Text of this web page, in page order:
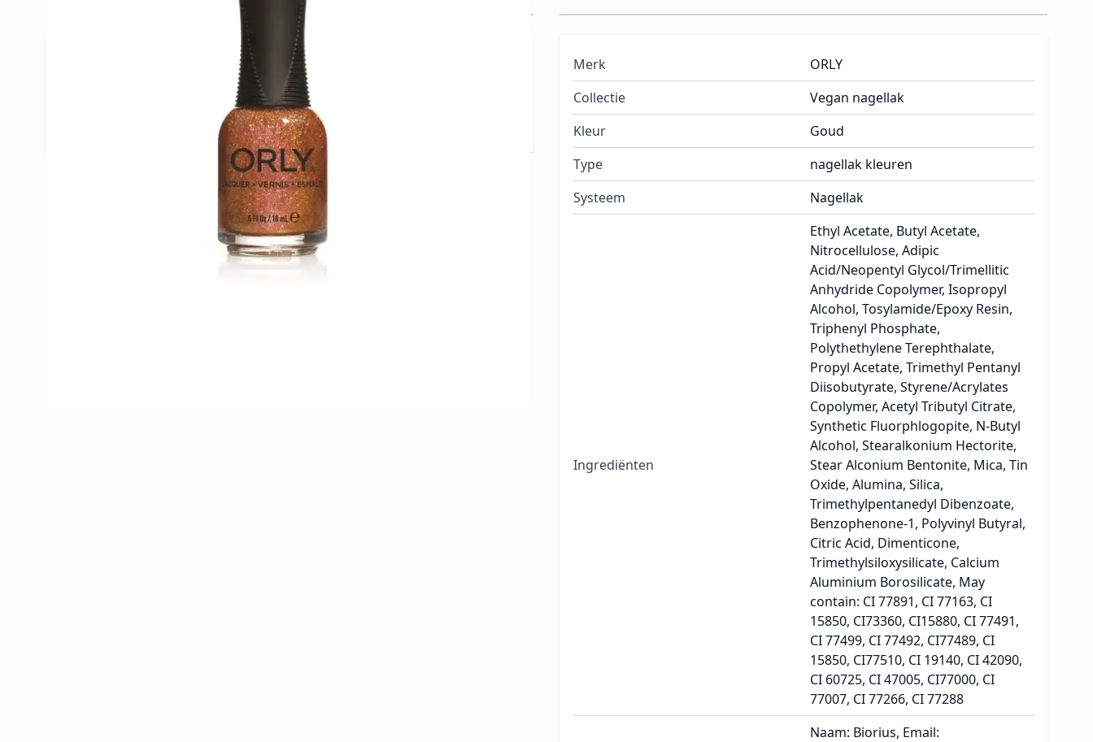
Dit zeer uitgebreide gamma biedt ieder wat wils. Na 30 jaar is Orly één van
de marktleiders op gebied van nagellak. Daar blijven ze jaar na jaar een
competitieve plaats behouden dankzij hun vernieuwende en modieuze
collecties die zij steeds uitbrengen.
Merk
ORLY
Collectie
Vegan nagellak
Kleur
Goud
Type
nagellak kleuren
Systeem
Nagellak
Ingrediënten
Ethyl Acetate, Butyl Acetate,
Nitrocellulose, Adipic
Acid/Neopentyl Glycol/Trimellitic
Anhydride Copolymer, Isopropyl
Alcohol, Tosylamide/Epoxy Resin,
Triphenyl Phosphate,
Polythethylene Terephthalate,
Propyl Acetate, Trimethyl Pentanyl
Diisobutyrate, Styrene/Acrylates
Copolymer, Acetyl Tributyl Citrate,
Synthetic Fluorphlogopite, N-Butyl
Alcohol, Stearalkonium Hectorite,
Stear Alconium Bentonite, Mica, Tin
Oxide, Alumina, Silica,
Trimethylpentanedyl Dibenzoate,
Benzophenone-1, Polyvinyl Butyral,
Citric Acid, Dimenticone,
Trimethylsiloxysilicate, Calcium
Aluminium Borosilicate, May
contain: CI 77891, CI 77163, CI
15850, CI73360, CI15880, CI 77491,
CI 77499, CI 77492, CI77489, CI
15850, CI77510, CI 19140, CI 42090,
CI 60725, CI 47005, CI77000, CI
77007, CI 77266, CI 77288
Naam: Biorius, Email: